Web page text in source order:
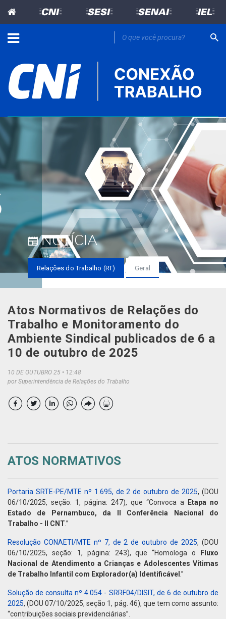
=CNI= =SESI= =SENAI= =IEL=
NOTÍCIA
Relações do Trabalho (RT) Geral
Atos Normativos de Relações do
Trabalho e Monitoramento do
Ambiente Sindical publicados de 6 a
10 de outubro de 2025
10 DE OUTUBRO 25
12:48
por Superintendência de Relações do Trabalho
ATOS NORMATIVOS
Portaria SRTE-PE/MTE nº 1.695, de 2 de outubro de 2025, (DOU
06/10/2025, seção: 1, página: 247), que “Convoca a
Etapa no
Estado de Pernambuco, da II Conferência Nacional do
Trabalho - II CNT.”
Resolução CONAETI/MTE nº 7, de 2 de outubro de 2025, (DOU
06/10/2025, seção: 1, página: 243), que “Homologa o
Fluxo
Nacional de Atendimento a Crianças e Adolescentes Vítimas
de Trabalho Infantil com Explorador(a) Identificável .”
Solução de consulta nº 4.054 - SRRF04/DISIT, de 6 de outubro de
2025, (DOU 07/10/2025, seção 1, pág. 46), que tem como assunto:
“contribuições sociais previdenciárias”.